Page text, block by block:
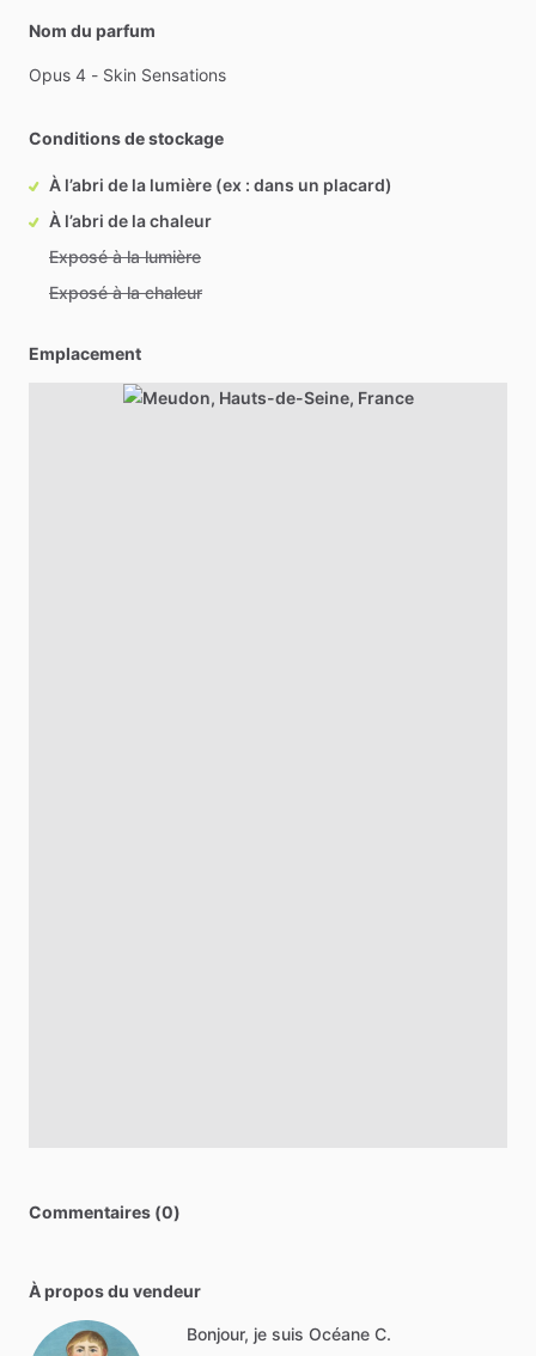
Nom du parfum
Opus 4 - Skin Sensations
Conditions de stockage
À l’abri de la lumière (ex : dans un placard)
À l’abri de la chaleur
Exposé à la lumière
Exposé à la chaleur
Emplacement
Commentaires (0)
À propos du vendeur
Bonjour, je suis Océane C.